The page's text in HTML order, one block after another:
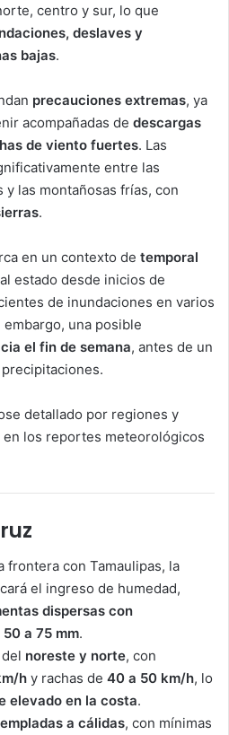
centro y sur, lo que
deslaves y
bajas.
precauciones extremas, ya
acompañadas de descargas
de viento fuertes. Las
entre las
las montañosas frías, con
.
en un contexto de temporal
estado desde inicios de
de inundaciones en varios
una posible
el fin de semana, antes de un
detallado por regiones y
en los reportes meteorológicos
frontera con Tamaulipas, la
el ingreso de humedad,
dispersas con
a 75 mm.
noreste y norte, con
h y rachas de 40 a 50 km/h, lo
elevado en la costa.
a cálidas, con mínimas